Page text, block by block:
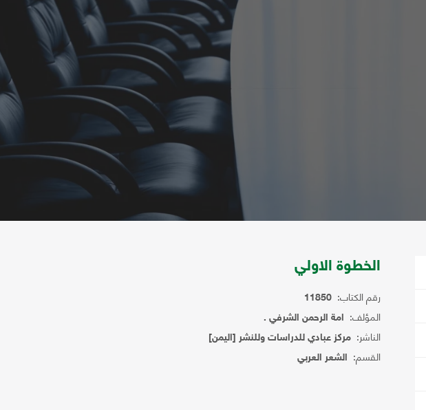
الخطوة الاولي
رقم الكتاب: 11850
المؤلف: امة الرحمن الشرفي .
الناشر: مركز عبادي للدراسات وللنشر [اليمن]
القسم: الشعر العربي